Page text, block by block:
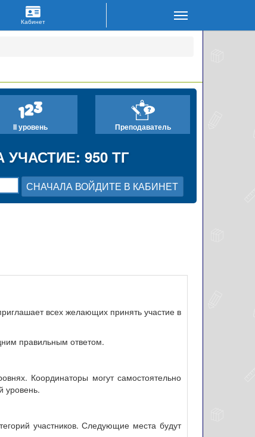
II уровень Преподаватель
950 ТГ
СНАЧАЛА ВОЙДИТЕ В КАБИНЕТ
всех желающих принять участие в
правильным ответом.
Координаторы могут самостоятельно
уровень.
участников. Следующие места будут